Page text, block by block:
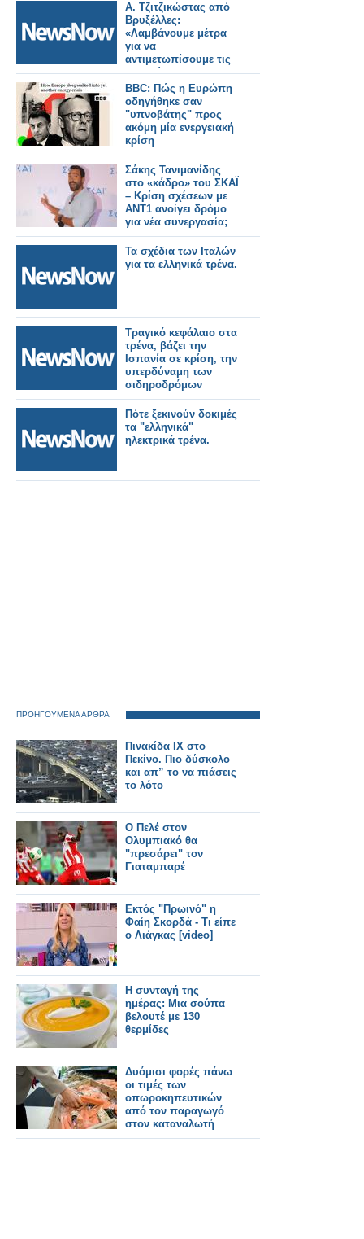
Α. Τζιτζικώστας από
Βρυξέλλες:
«Λαμβάνουμε μέτρα
για να
αντιμετωπίσουμε τις
επιπτώσεις στον
τομέα των μεταφορών
και τα καύσιμα από
την κρίση στη Μέση
Ανατολή»
BBC: Πώς η Ευρώπη
οδηγήθηκε σαν
"υπνοβάτης" προς
ακόμη μία ενεργειακή
κρίση
Σάκης Τανιμανίδης
στο «κάδρο» του ΣΚΑΪ
– Κρίση σχέσεων με
ΑΝΤ1 ανοίγει δρόμο
για νέα συνεργασία;
Τα σχέδια των Ιταλών
για τα ελληνικά τρένα.
Τραγικό κεφάλαιο στα
τρένα, βάζει την
Ισπανία σε κρίση, την
υπερδύναμη των
σιδηροδρόμων
Πότε ξεκινούν δοκιμές
τα "ελληνικά"
ηλεκτρικά τρένα.
ΠΡΟΗΓΟΥΜΕΝΑ ΑΡΘΡΑ
Πινακίδα ΙΧ στο
Πεκίνο. Πιο δύσκολο
και απ” το να πιάσεις
το λότο
Ο Πελέ στον
Ολυμπιακό θα
"πρεσάρει" τον
Γιαταμπαρέ
Εκτός "Πρωινό" η
Φαίη Σκορδά - Τι είπε
ο Λιάγκας [video]
Η συνταγή της
ημέρας: Μια σούπα
βελουτέ με 130
θερμίδες
Δυόμισι φορές πάνω
οι τιμές των
οπωροκηπευτικών
από τον παραγωγό
στον καταναλωτή